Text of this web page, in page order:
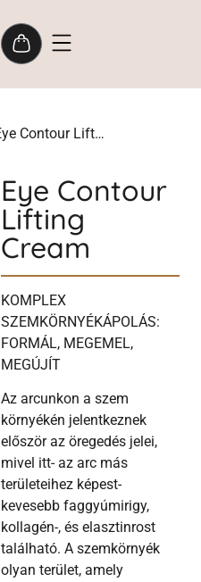
/ Eye Contour Lifting Cream
Eye Contour
Lifting
Cream
KOMPLEX
SZEMKÖRNYÉKÁPOLÁS:
FORMÁL, MEGEMEL,
MEGÚJÍT
Az arcunkon a szem
környékén jelentkeznek
először az öregedés jelei,
mivel itt- az arc más
területeihez képest-
kevesebb faggyúmirigy,
kollagén-, és elasztinrost
található. A szemkörnyék
olyan terület, amely